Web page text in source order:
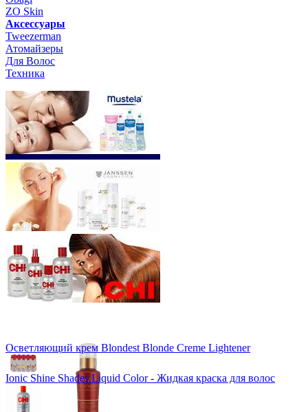
ZO Skin
Aксессуары
Tweezerman
Атомайзеры
Для Волос
Техника
Осветляющий крем Blondest Blonde Creme Lightener
Ionic Shine Shades Liquid Color - Жидкая краска для волос